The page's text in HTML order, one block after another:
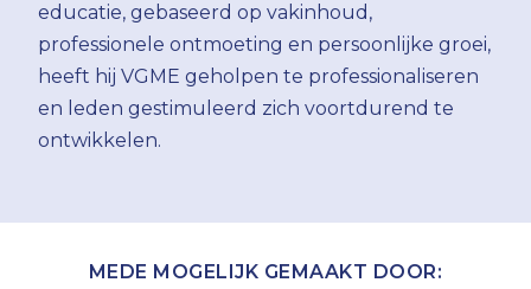
educatie, gebaseerd op vakinhoud,
professionele ontmoeting en persoonlijke groei,
heeft hij VGME geholpen te professionaliseren
en leden gestimuleerd zich voortdurend te
ontwikkelen.
MEDE MOGELIJK GEMAAKT DOOR: